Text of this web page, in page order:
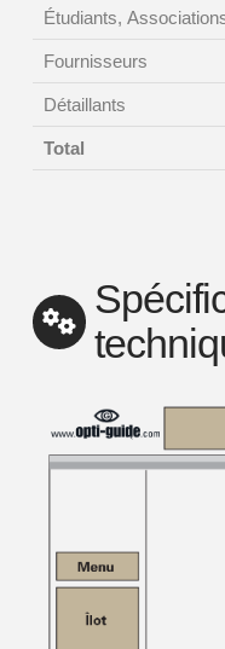
Étudiants,
Fournisseurs
Détaillants
Total